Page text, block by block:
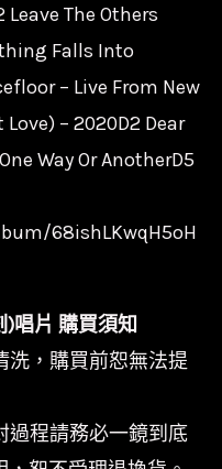
Leave The Others
Falls Into
– Live From New
– 2020D2 Dear
Way Or AnotherD5
68ishLKwqH5oH
唱片 購買須知
，購買前恕無法提
過程請務必一鏡到底